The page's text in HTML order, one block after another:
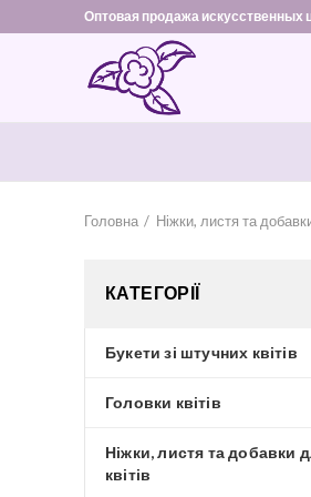
Оптовая продажа искусственных
Головна Ніжки, листя та
КАТЕГОРІЇ
Букети зі штучних квітів
Головки квітів
Ніжки, листя та добавки
квітів